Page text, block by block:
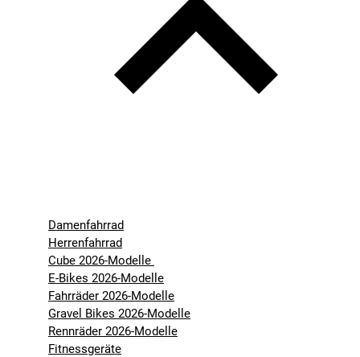
Damenfahrrad
Herrenfahrrad
Cube 2026-Modelle
E-Bikes 2026-Modelle
Fahrräder 2026-Modelle
Gravel Bikes 2026-Modelle
Rennräder 2026-Modelle
Fitnessgeräte